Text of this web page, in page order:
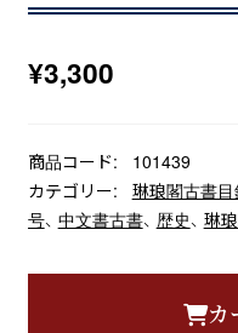
¥3,300
商品コード:
101439
カテゴリー:
琳琅閣古書
号、 中文書古書、 歴史、 琳
カ